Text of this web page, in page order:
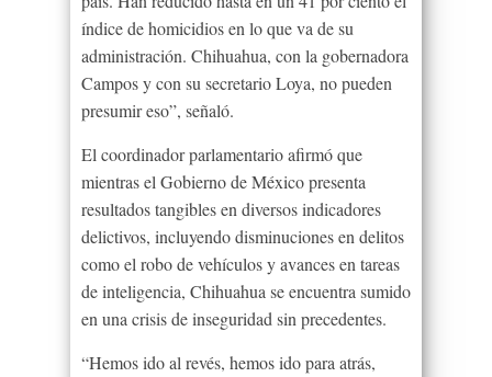
índice de homicidios en lo que va de su
administración. Chihuahua, con la gobernadora
Campos y con su secretario Loya, no pueden
presumir eso”, señaló.
El coordinador parlamentario afirmó que
mientras el Gobierno de México presenta
resultados tangibles en diversos indicadores
delictivos, incluyendo disminuciones en delitos
como el robo de vehículos y avances en tareas
de inteligencia, Chihuahua se encuentra sumido
en una crisis de inseguridad sin precedentes.
“Hemos ido al revés, hemos ido para atrás,